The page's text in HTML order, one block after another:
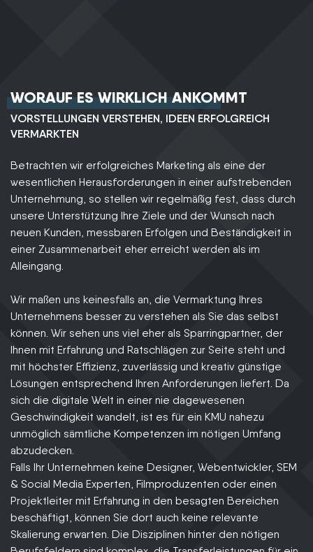
WORAUF ES WIRKLICH ANKOMMT
VORSTELLUNGEN VERSTEHEN, IDEEN ERFOLGREICH
VERMARKTEN
Betrachten wir erfolgreiches Marketing als eine der
wesentlichen Herausforderungen in einer aufstrebenden
Unternehmung, so stellen wir regelmäßig fest, dass durch
unsere Unterstützung Ihre Ziele und der Wunsch nach
neuen Kunden, messbaren Erfolgen und Beständigkeit in
einer Zusammenarbeit eher erreicht werden als im
Alleingang.
Wir maßen uns keinesfalls an, die Vermarktung Ihres
Unternehmens besser zu verstehen als Sie das selbst
können. Wir sehen uns viel eher als Sparringpartner, der
Ihnen mit Erfahrung und Ratschlägen zur Seite steht und
mit höchster Effizienz, zuverlässig und kreativ günstige
Lösungen entsprechend Ihren Anforderungen liefert. Da
sich die digitale Welt in einer nie dagewesenen
Geschwindigkeit wandelt, ist es für ein KMU nahezu
unmöglich sämtliche Kompetenzen im nötigen Umfang
abzudecken.
Falls Ihr Unternehmen keine Designer, Webentwickler, SEM
& Social Media Experten, Filmproduzenten oder einen
Projektleiter mit Erfahrung in den besagten Bereichen
beschäftigt, können Sie dort auch keine relevante
Skalierung erwarten. Die Disziplinen hinter den nötigen